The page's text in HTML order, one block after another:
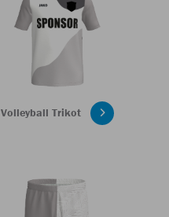
Volleyball Trikot